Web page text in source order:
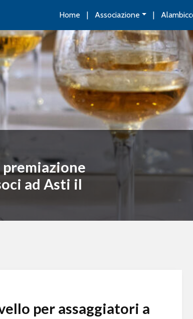
Home Associazione
premiazione
ad Asti il
per assaggiatori a